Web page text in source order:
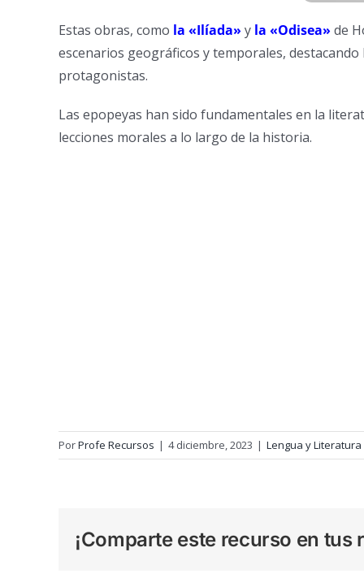
Estas obras, como la «Ilíada» y la «Odisea» de
escenarios geográficos y temporales,
protagonistas.
Las epopeyas han sido fundamentales en la
lecciones morales a lo largo de la historia.
PorProfe Recursos | 4 diciembre, 2023 | Lengua y Literatura
¡Comparte este recurso en tus